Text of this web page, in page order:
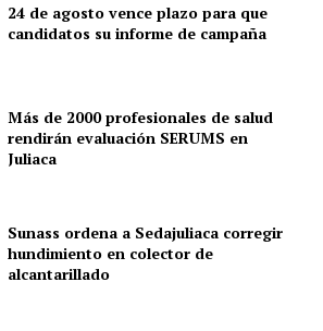
24 de agosto vence plazo para que
candidatos su informe de campaña
Más de 2000 profesionales de salud
rendirán evaluación SERUMS en
Juliaca
Sunass ordena a Sedajuliaca corregir
hundimiento en colector de
alcantarillado